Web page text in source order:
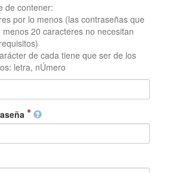
de contener:
por lo menos (las contraseñas que
20 caracteres no necesitan
de cada tiene que ser de los
letra, nÚmero